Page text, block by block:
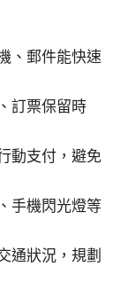
、郵件能快速
訂票保留時
動支付，避免
手機閃光燈等
通狀況，規劃